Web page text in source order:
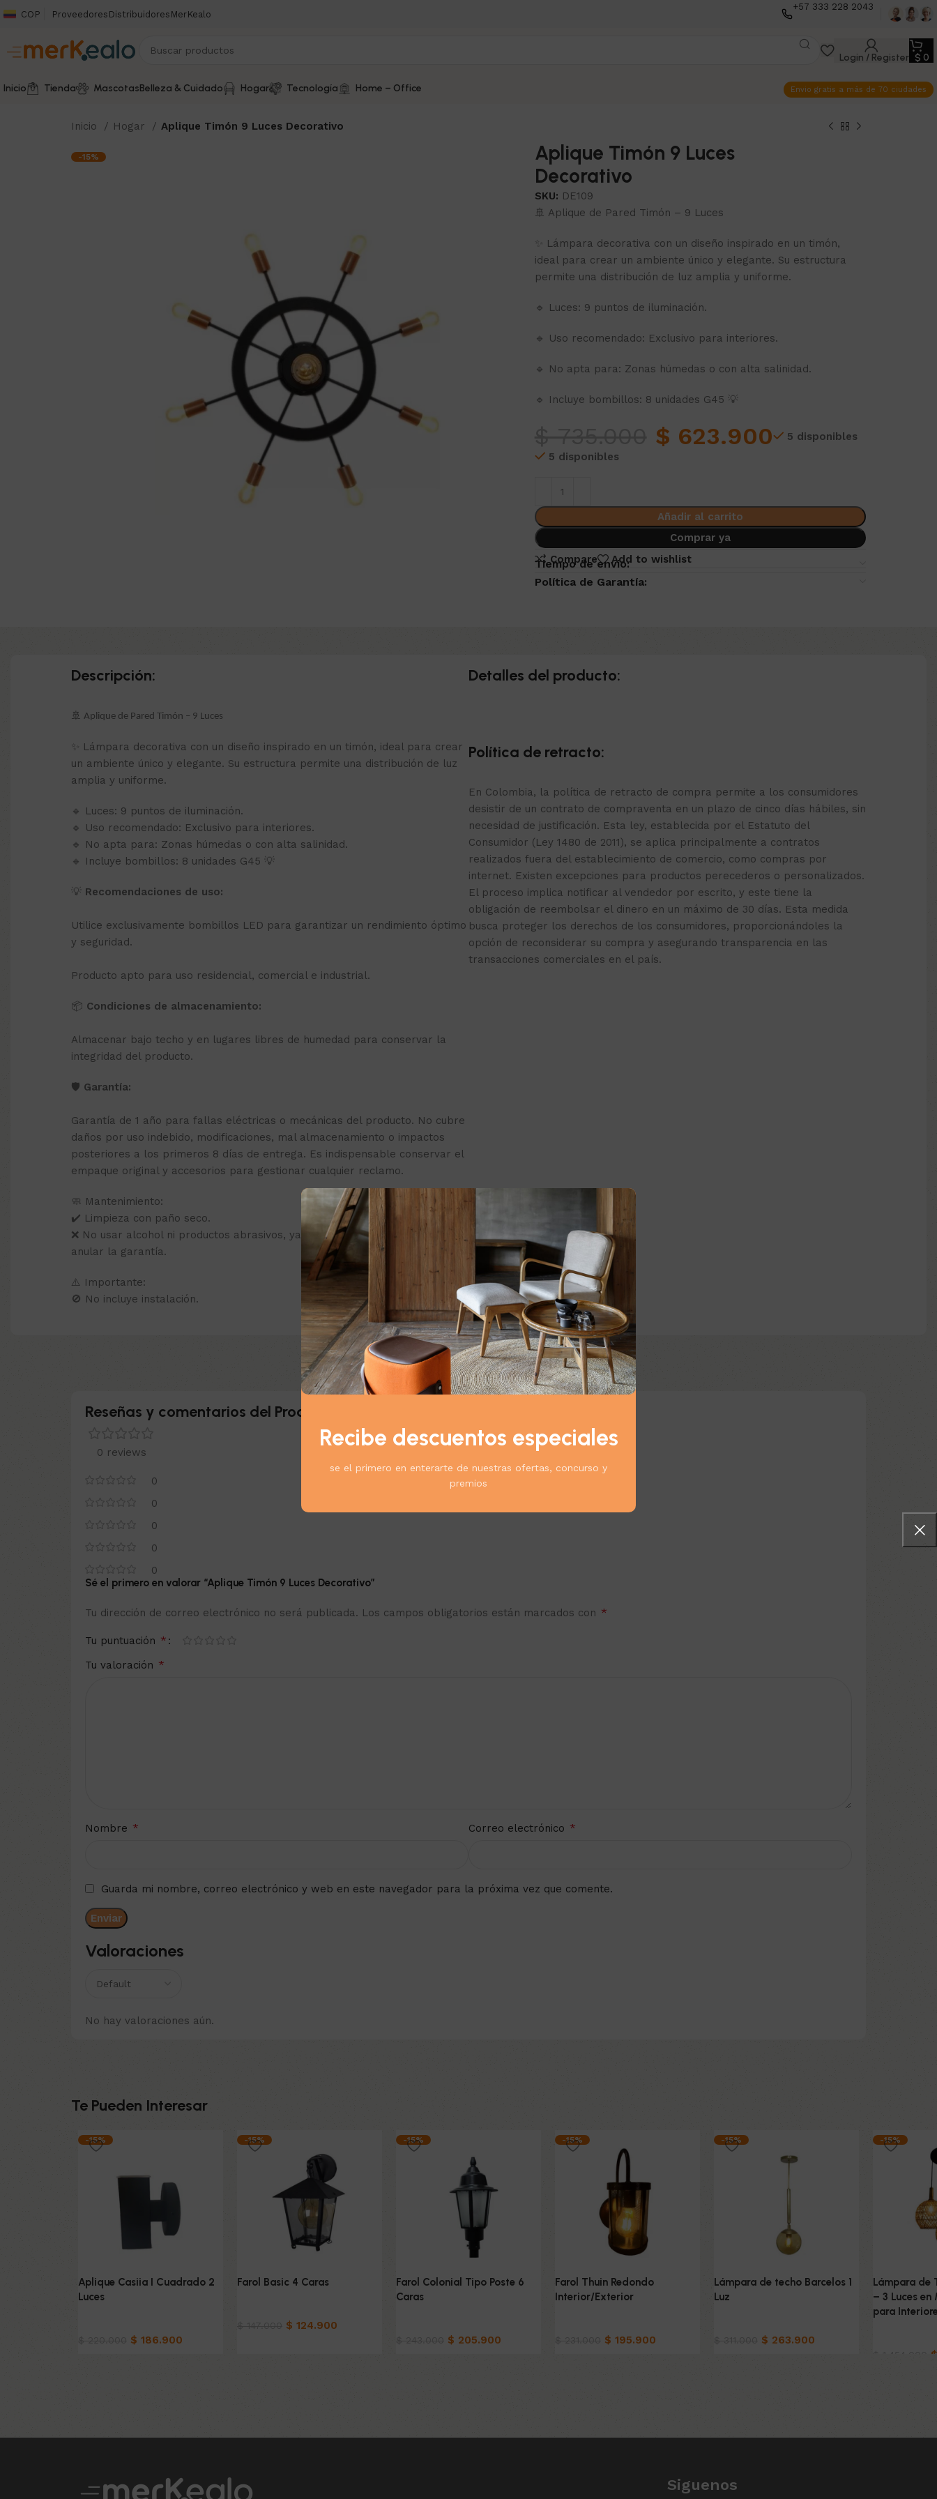
Recibe descuentos especiales
se el primero en enterarte de nuestras ofertas, concurso y
premios
COP Proveedores Distribuidores MerKealo
+57 333 228 2043
Login / Register $ 0
Inicio Tienda MascotasBelleza & Cuidado Hogar Tecnología Home – Office Envio gratis a más de 70 ciudades
Inicio Hogar Aplique Timón 9 Luces Decorativo
-15%
Aplique Timón 9 Luces
Decorativo
SKU: DE109
🚢 Aplique de Pared Timón – 9 Luces
✨ Lámpara decorativa con un diseño inspirado en un timón,
ideal para crear un ambiente único y elegante. Su estructura
permite una distribución de luz amplia y uniforme.
🔹 Luces: 9 puntos de iluminación.
🔹 Uso recomendado: Exclusivo para interiores.
🔹 No apta para: Zonas húmedas o con alta salinidad.
🔹 Incluye bombillos: 8 unidades G45 💡
$ 623.900
5 disponibles
5 disponibles
Añadir al carrito
Comprar ya
Compare
Add to wishlist
Tiempo de envio:
Política de Garantía:
Descripción:
🚢 Aplique de Pared Timón – 9 Luces
✨ Lámpara decorativa con un diseño inspirado en un timón, ideal para crear
un ambiente único y elegante. Su estructura permite una distribución de luz
amplia y uniforme.
🔹 Luces: 9 puntos de iluminación.
🔹 Uso recomendado: Exclusivo para interiores.
🔹 No apta para: Zonas húmedas o con alta salinidad.
🔹 Incluye bombillos: 8 unidades G45 💡
💡 Recomendaciones de uso:
Utilice exclusivamente bombillos LED para garantizar un rendimiento óptimo
y seguridad.
Producto apto para uso residencial, comercial e industrial.
📦 Condiciones de almacenamiento:
Almacenar bajo techo y en lugares libres de humedad para conservar la
integridad del producto.
🛡️ Garantía:
Garantía de 1 año para fallas eléctricas o mecánicas del producto. No cubre
daños por uso indebido, modificaciones, mal almacenamiento o impactos
posteriores a los primeros 8 días de entrega. Es indispensable conservar el
empaque original y accesorios para gestionar cualquier reclamo.
🧼 Mantenimiento:
✔️ Limpieza con paño seco.
❌ No usar alcohol ni productos abrasivos, ya que pueden afectar la pieza y
anular la garantía.
⚠️ Importante:
🚫 No incluye instalación.
Detalles del producto:
Política de retracto:
En Colombia, la política de retracto de compra permite a los consumidores
desistir de un contrato de compraventa en un plazo de cinco días hábiles, sin
necesidad de justificación. Esta ley, establecida por el Estatuto del
Consumidor (Ley 1480 de 2011), se aplica principalmente a contratos
realizados fuera del establecimiento de comercio, como compras por
internet. Existen excepciones para productos perecederos o personalizados.
El proceso implica notificar al vendedor por escrito, y este tiene la
obligación de reembolsar el dinero en un máximo de 30 días. Esta medida
busca proteger los derechos de los consumidores, proporcionándoles la
opción de reconsiderar su compra y asegurando transparencia en las
transacciones comerciales en el país.
Reseñas y comentarios del Producto:
0 reviews
0
0
0
0
0
Valoraciones
No hay valoraciones aún.
Sé el primero en valorar “Aplique Timón 9 Luces Decorativo”
Tu dirección de correo electrónico no será publicada. Los campos obligatorios están marcados con *
Tu puntuación *
Tu valoración *
Nombre * Correo electrónico *
Guarda mi nombre, correo electrónico y web en este navegador para la próxima vez que comente.
Te Pueden Interesar
-15%
Aplique Casiia I Cuadrado 2
Luces
$ 186.900
-15%
Farol Basic 4 Caras
$ 124.900
-15%
Farol Colonial Tipo Poste 6
Caras
$ 205.900
-15%
Farol Thuin Redondo
Interior/Exterior
$ 195.900
-15%
Lámpara de techo Barcelos 1
Luz
$ 263.900
-15%
Lámpara de
– 3 Luces
para
$
Siguenos